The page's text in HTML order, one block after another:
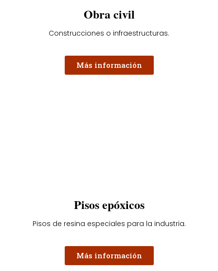
Obra civil
Construcciones o infraestructuras.
Más información
Pisos epóxicos
Pisos de resina especiales para la industria.
Más información